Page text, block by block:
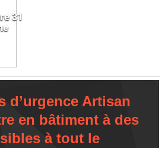
31
d’urgence Artisan
en bâtiment à des
à tout le